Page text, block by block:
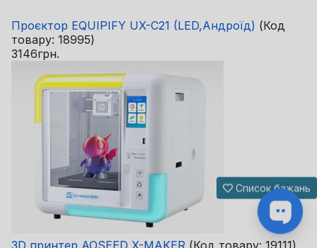
Проєктор EQUIPIFY UX-C21 (LED,Андроїд) (Код
товару: 18995)
3146грн.
3D принтер AOSEED X-MAKER (Код товару: 19111)
Список бажань